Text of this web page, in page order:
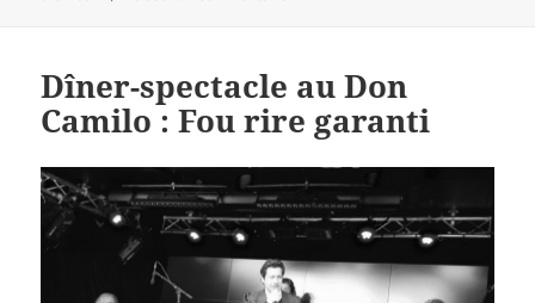
Dîner-spectacle au Don
Camilo : Fou rire garanti